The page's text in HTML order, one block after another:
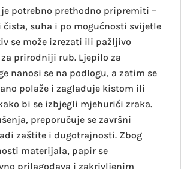
je potrebno prethodno pripremiti –
čista, suha i po mogućnosti svijetle
se može izrezati ili pažljivo
prirodniji rub. Ljepilo za
nanosi se na podlogu, a zatim se
polaže i zaglađuje kistom ili
bi se izbjegli mjehurići zraka.
preporučuje se završni
zaštite i dugotrajnosti. Zbog
materijala, papir se
prilagođava i zakrivljenim